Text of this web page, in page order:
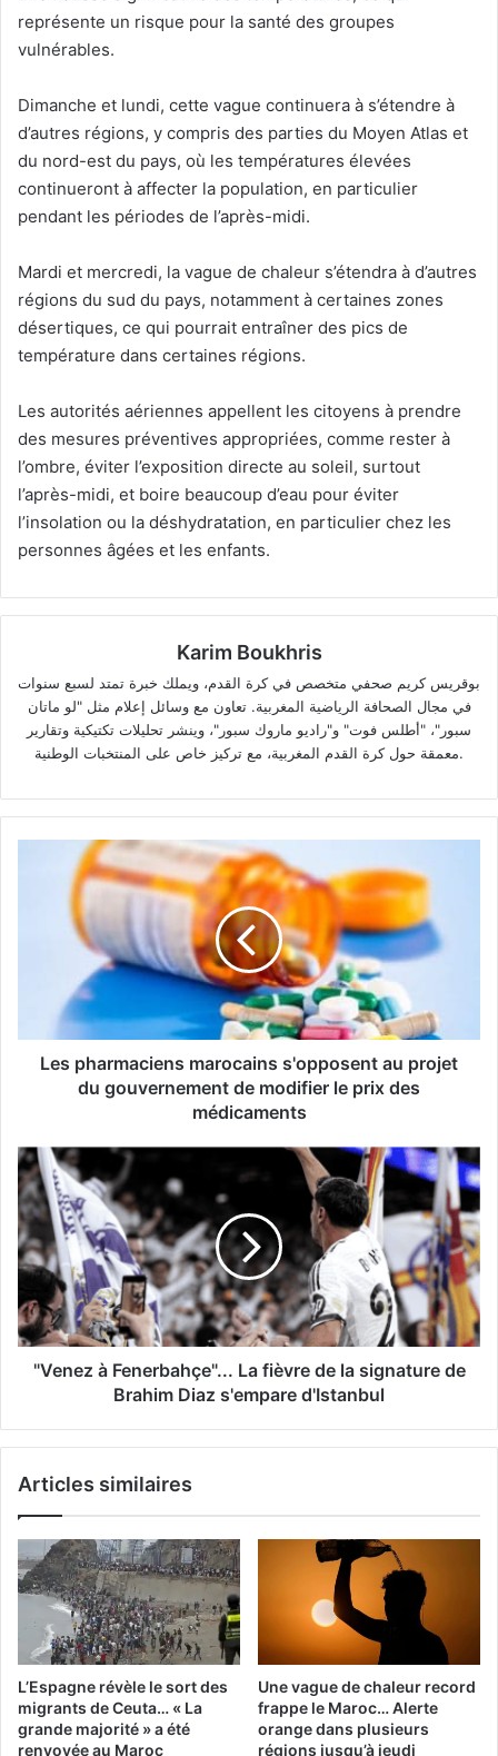
représente un risque pour la santé des groupes
vulnérables.
Dimanche et lundi, cette vague continuera à s’étendre à
d’autres régions, y compris des parties du Moyen Atlas et
du nord-est du pays, où les températures élevées
continueront à affecter la population, en particulier
pendant les périodes de l’après-midi.
Mardi et mercredi, la vague de chaleur s’étendra à d’autres
régions du sud du pays, notamment à certaines zones
désertiques, ce qui pourrait entraîner des pics de
température dans certaines régions.
Les autorités aériennes appellent les citoyens à prendre
des mesures préventives appropriées, comme rester à
l’ombre, éviter l’exposition directe au soleil, surtout
l’après-midi, et boire beaucoup d’eau pour éviter
l’insolation ou la déshydratation, en particulier chez les
personnes âgées et les enfants.
Karim Boukhris
بوقريس كريم صحفي متخصص في كرة القدم، ويملك خبرة تمتد لسبع سنوات
في مجال الصحافة الرياضية المغربية. تعاون مع وسائل إعلام مثل "لو ماتان
سبور"، "أطلس فوت" و"راديو ماروك سبور"، وينشر تحليلات تكتيكية وتقارير
معمقة حول كرة القدم المغربية، مع تركيز خاص على المنتخبات الوطنية.
pharmaciens
marocains
s'opposent
gouvernement
de
modifier
médicaments
Les pharmaciens marocains s'opposent au projet
du gouvernement de modifier le prix des
médicaments
"Venez
à
Fenerbahçe"...
La
fièvre
de
signature
de
Brahim
"Venez à Fenerbahçe"... La fièvre de la signature de
Brahim Diaz s'empare d'Istanbul
Articles similaires
L’Espagne révèle le sort des
migrants de Ceuta… « La
grande majorité » a été
renvoyée au Maroc
Une vague de chaleur record
frappe le Maroc… Alerte
orange dans plusieurs
régions jusqu’à jeudi